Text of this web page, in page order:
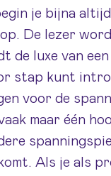
je bijna
De lezer
de luxe van
stap kunt
voor de
maar één
Als je als